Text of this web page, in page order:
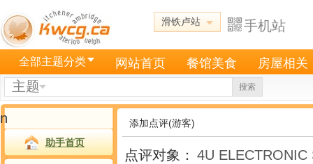
滑铁卢站 手机站
全部主题分类 网站首页 餐馆美食 房屋相关
主题 搜索
n
助手首页
添加点评(游客)
点评对象： 4U